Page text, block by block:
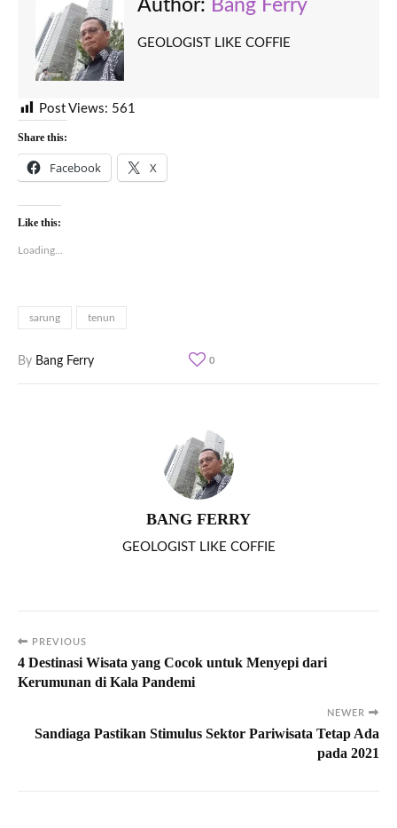
Author: Bang Ferry
GEOLOGIST LIKE COFFIE
Post Views: 561
Share this:
Facebook X
Like this:
Loading...
sarung tenun
By Bang Ferry 0
BANG FERRY
GEOLOGIST LIKE COFFIE
PREVIOUS
4 Destinasi Wisata yang Cocok untuk Menyepi dari
Kerumunan di Kala Pandemi
NEWER
Sandiaga Pastikan Stimulus Sektor Pariwisata Tetap Ada
pada 2021